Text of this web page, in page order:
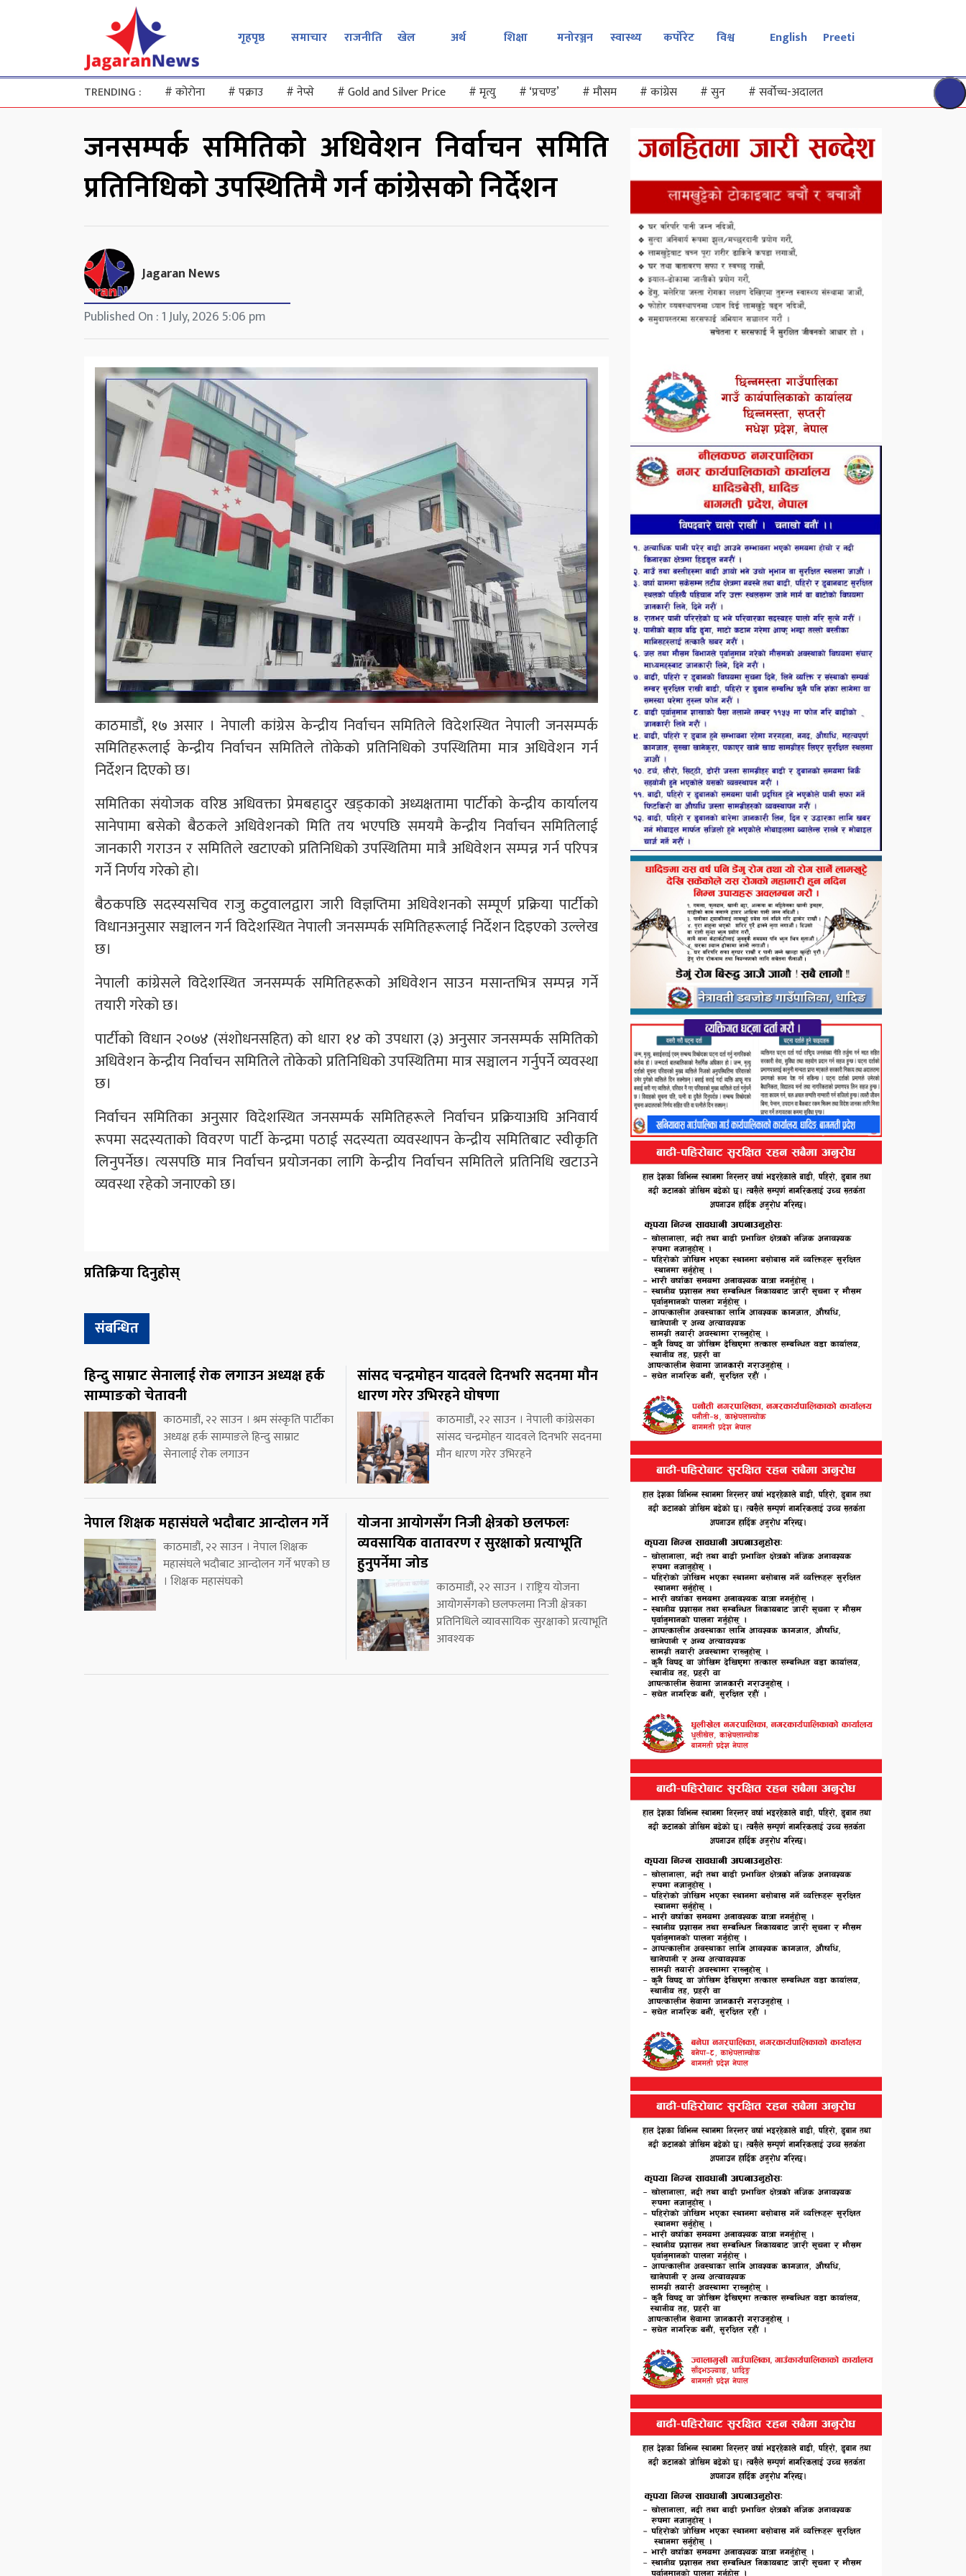
गृहपृष्ठ समाचार राजनीति खेल अर्थ शिक्षा मनोरञ्जन स्वास्थ्य कर्पोरेट विश्व English Preeti
TRENDING : #कोरोना #पक्राउ #नेप्से #Gold and Silver Price #मृत्यु #‘प्रचण्ड’ #मौसम #कांग्रेस #सुन #सर्वोच्च-अदालत
जनसम्पर्क समितिको अधिवेशन निर्वाचन समिति
प्रतिनिधिको उपस्थितिमै गर्न कांग्रेसको निर्देशन
Jagaran News
Published On : 1 July, 2026 5:06 pm
काठमाडौं, १७ असार । नेपाली कांग्रेस केन्द्रीय निर्वाचन समितिले विदेशस्थित नेपाली जनसम्पर्क
समितिहरूलाई केन्द्रीय निर्वाचन समितिले तोकेको प्रतिनिधिको उपस्थितिमा मात्र अधिवेशन गर्न
निर्देशन दिएको छ।
समितिका संयोजक वरिष्ठ अधिवक्ता प्रेमबहादुर खड्काको अध्यक्षतामा पार्टीको केन्द्रीय कार्यालय
सानेपामा बसेको बैठकले अधिवेशनको मिति तय भएपछि समयमै केन्द्रीय निर्वाचन समितिलाई
जानकारी गराउन र समितिले खटाएको प्रतिनिधिको उपस्थितिमा मात्रै अधिवेशन सम्पन्न गर्न परिपत्र
गर्ने निर्णय गरेको हो।
बैठकपछि सदस्यसचिव राजु कटुवालद्वारा जारी विज्ञप्तिमा अधिवेशनको सम्पूर्ण प्रक्रिया पार्टीको
विधानअनुसार सञ्चालन गर्न विदेशस्थित नेपाली जनसम्पर्क समितिहरूलाई निर्देशन दिइएको उल्लेख
छ।
नेपाली कांग्रेसले विदेशस्थित जनसम्पर्क समितिहरूको अधिवेशन साउन मसान्तभित्र सम्पन्न गर्ने
तयारी गरेको छ।
पार्टीको विधान २०७४ (संशोधनसहित) को धारा १४ को उपधारा (३) अनुसार जनसम्पर्क समितिको
अधिवेशन केन्द्रीय निर्वाचन समितिले तोकेको प्रतिनिधिको उपस्थितिमा मात्र सञ्चालन गर्नुपर्ने व्यवस्था
छ।
निर्वाचन समितिका अनुसार विदेशस्थित जनसम्पर्क समितिहरूले निर्वाचन प्रक्रियाअघि अनिवार्य
रूपमा सदस्यताको विवरण पार्टी केन्द्रमा पठाई सदस्यता व्यवस्थापन केन्द्रीय समितिबाट स्वीकृति
लिनुपर्नेछ। त्यसपछि मात्र निर्वाचन प्रयोजनका लागि केन्द्रीय निर्वाचन समितिले प्रतिनिधि खटाउने
व्यवस्था रहेको जनाएको छ।
प्रतिक्रिया दिनुहोस्
संबन्धित
हिन्दु साम्राट सेनालाई रोक लगाउन अध्यक्ष हर्क
साम्पाङको चेतावनी
काठमाडौं, २२ साउन । श्रम संस्कृति पार्टीका
अध्यक्ष हर्क साम्पाङले हिन्दु साम्राट
सेनालाई रोक लगाउन
सांसद चन्द्रमोहन यादवले दिनभरि सदनमा मौन
धारण गरेर उभिरहने घोषणा
काठमाडौं, २२ साउन । नेपाली कांग्रेसका
सांसद चन्द्रमोहन यादवले दिनभरि सदनमा
मौन धारण गरेर उभिरहने
नेपाल शिक्षक महासंघले भदौबाट आन्दोलन गर्ने
काठमाडौं, २२ साउन । नेपाल शिक्षक
महासंघले भदौबाट आन्दोलन गर्ने भएको छ
। शिक्षक महासंघको
योजना आयोगसँग निजी क्षेत्रको छलफलः
व्यवसायिक वातावरण र सुरक्षाको प्रत्याभूति
हुनुपर्नेमा जोड
काठमाडौं, २२ साउन । राष्ट्रिय योजना
आयोगसँगको छलफलमा निजी क्षेत्रका
प्रतिनिधिले व्यावसायिक सुरक्षाको प्रत्याभूति
आवश्यक